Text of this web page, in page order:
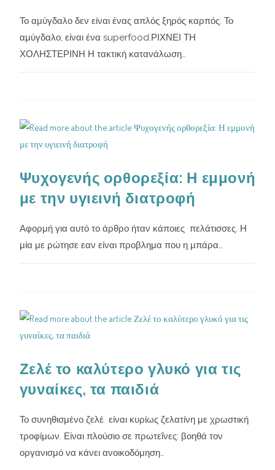
Το αμύγδαλο δεν είναι ένας απλός ξηρός καρπός. Το
αμύγδαλο, είναι ένα superfood.ΡΙΧΝΕΙ ΤΗ
ΧΟΛΗΣΤΕΡΙΝΗ Η τακτική κατανάλωση…
Ψυχογενής ορθορεξία: Η εμμονή
με την υγιεινή διατροφή
Αφορμή για αυτό το άρθρο ήταν κάποιες πελάτισσες. Η
μία με ρώτησε εαν είναι προβλημα που η μπάρα…
Ζελέ το καλύτερο γλυκό για τις
γυναίκες, τα παιδιά
Το συνηθισμένο ζελέ είναι κυρίως ζελατίνη με χρωστική
τροφίμων. Είναι πλούσιο σε πρωτεΐνες: βοηθά τον
οργανισμό να κάνει ανοικοδόμηση…